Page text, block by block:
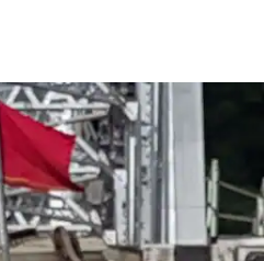
गए ट्रेनों के पहिये
लोगों को अचानक परेशानी का
सिमोन नदी पर बने रेलवे
घटना के बाद यात्री ट्रेनें और